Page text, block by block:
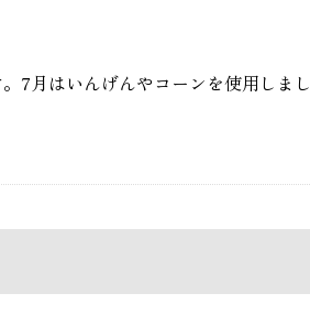
7月はいんげんやコーンを使用しまし